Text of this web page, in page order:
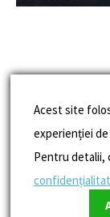
Acest site
experienției de
Pentru detalii,